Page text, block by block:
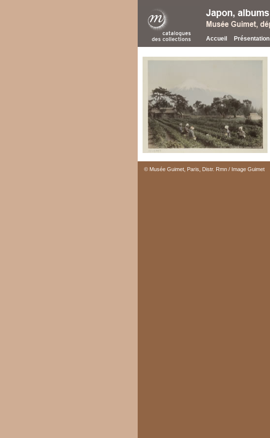
Accueil Présentation
© Musée Guimet, Paris, Distr. Rmn / Image Guimet